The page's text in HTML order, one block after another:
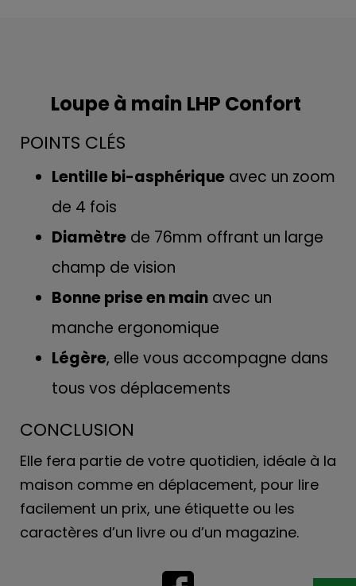
Loupe à main LHP Confort
POINTS CLÉS
Lentille bi-asphérique avec un zoom
de 4 fois
Diamètre de 76mm offrant un large
champ de vision
Bonne prise en main avec un
manche ergonomique
Légère, elle vous accompagne dans
tous vos déplacements
CONCLUSION
Elle fera partie de votre quotidien, idéale à la
maison comme en déplacement, pour lire
facilement un prix, une étiquette ou les
caractères d’un livre ou d’un magazine.